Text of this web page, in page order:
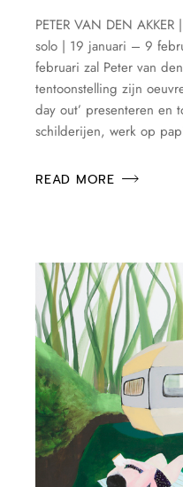
PETER VAN DEN
solo | 19 januari – 9
februari zal Peter van
tentoonstelling zijn
day out’ presenteren en
schilderijen, werk op
READ MORE